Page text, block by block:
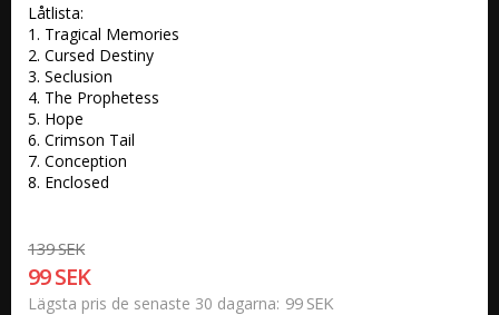
Låtlista:
1. Tragical Memories
2. Cursed Destiny
3. Seclusion
4. The Prophetess
5. Hope
6. Crimson Tail
7. Conception
8. Enclosed
139 SEK
99 SEK
Lägsta pris de senaste 30 dagarna 99 SEK